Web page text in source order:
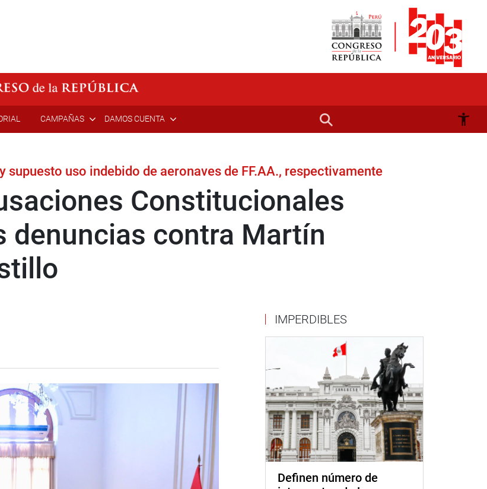
CAMPAÑAS DAMOS CUENTA
supuesto uso indebido de aeronaves de FF.AA., respectivamente
Constitucionales
denuncias contra Martín
IMPERDIBLES
Definen número de